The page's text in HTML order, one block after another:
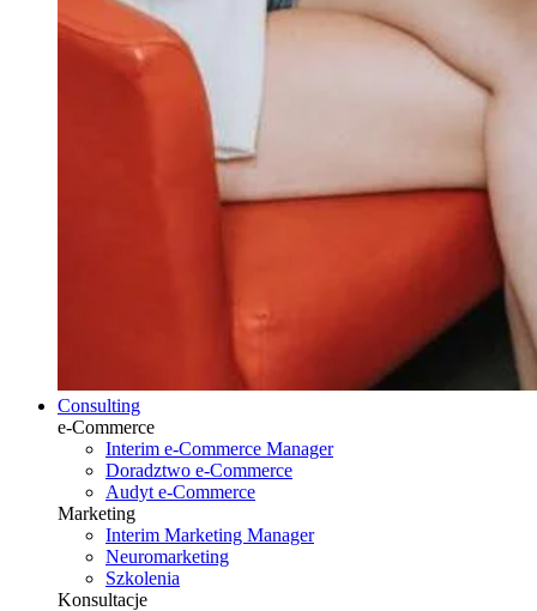
Consulting
e-Commerce
Interim e-Commerce Manager
Doradztwo e-Commerce
Audyt e-Commerce
Marketing
Interim Marketing Manager
Neuromarketing
Szkolenia
Konsultacje